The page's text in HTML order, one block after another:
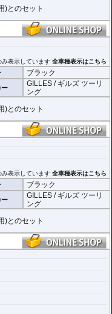
)とのセット
み表示しています全車種表示はこちら
ブラック
ー
GILLES / ギルズ ツーリ
ング
)とのセット
み表示しています全車種表示はこちら
ブラック
ー
GILLES / ギルズ ツーリ
ング
)とのセット